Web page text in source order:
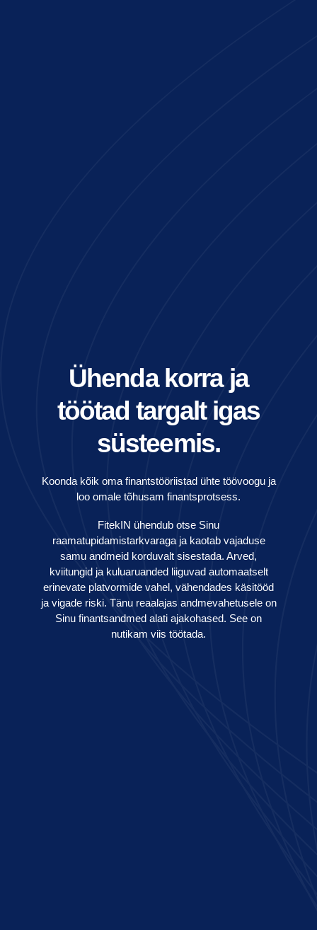
Ühenda korra ja
töötad targalt igas
süsteemis.
Koonda kõik oma finantstööriistad ühte töövoogu ja
loo omale tõhusam finantsprotsess.
FitekIN ühendub otse Sinu
raamatupidamistarkvaraga ja kaotab vajaduse
samu andmeid korduvalt sisestada. Arved,
kviitungid ja kuluaruanded liiguvad automaatselt
erinevate platvormide vahel, vähendades käsitööd
ja vigade riski. Tänu reaalajas andmevahetusele on
Sinu finantsandmed alati ajakohased. See on
nutikam viis töötada.